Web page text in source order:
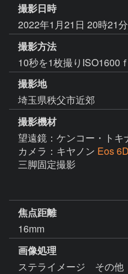
撮影日時
2022年1月21日 20時21
撮影方法
10秒を1枚撮りISO1600
撮影地
埼玉県秩父市近郊
撮影機材
望遠鏡：ケンコー・トキ
カメラ：キヤノン Eos
三脚固定撮影
焦点距離
16mm
画像処理
ステライメージ　その他